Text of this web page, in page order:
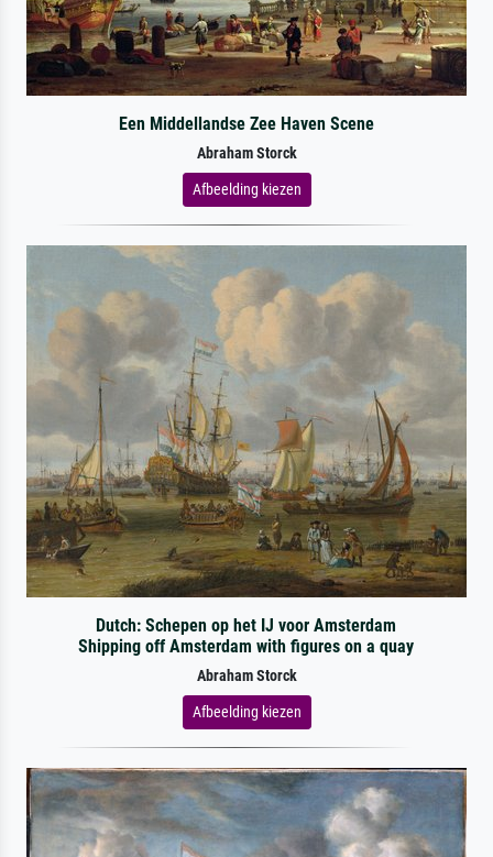
Een Middellandse Zee Haven Scene
Abraham Storck
Afbeelding kiezen
Dutch: Schepen op het IJ voor Amsterdam
Shipping off Amsterdam with figures on a quay
Abraham Storck
Afbeelding kiezen